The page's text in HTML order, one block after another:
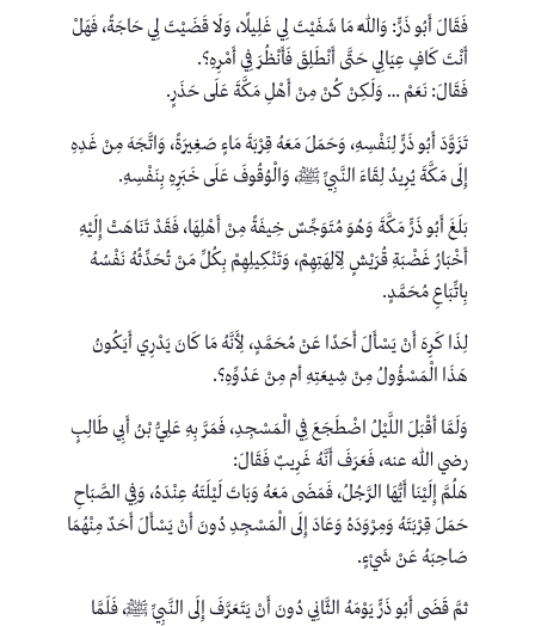
فَقَالَ أَبُو ذَرٍّ: وَاللَّهِ مَا شَفَيْتَ لِي غَلِيلًا، وَلَا قَضَيْتَ لِي حَاجَةً، فَهَلْ
أَنْتَ كَافٍ عِيَالِي حَتَّى أَنْطَلِقَ فَأَنْظُرَ فِي أَمْرِهِ؟.
فَقَالَ: نَعَمْ … وَلَكِنْ كُنْ مِنْ أَهْلِ مَكَّةَ عَلَى حَذَرٍ.
تَزَوَّدَ أَبُو ذَرٍّ لِنَفْسِهِ، وَحَمَلَ مَعَهُ قِرْبَةَ مَاءٍ صَغِيرَةً، وَاتَّجَهَ مِنْ غَدِهِ
إِلَى مَكَّةَ يُرِيدُ لِقَاءَ النَّبِيِّ ﷺ، وَالْوُقُوفَ عَلَى خَبَرِهِ بِنَفْسِهِ.
بَلَغَ أَبُو ذَرٍّ مَكَّةَ وَهُوَ مُتَوَجِّسٌ خِيفَةً مِنْ أَهْلِهَا، فَقَدْ تَنَاهَتْ إِلَيْهِ
أَخْبَارُ غَضْبَةِ قُرَيْشٍ لِآلِهَتِهِمْ، وَتَنْكِيلِهِمْ بِكُلِّ مَنْ تُحَدِّثُهُ نَفْسُهُ
بِاتِّبَاعِ مُحَمَّدٍ.
لِذَا كَرِهَ أَنْ يَسْأَلَ أَحَدًا عَنْ مُحَمَّدٍ، لِأَنَّهُ مَا كَانَ يَدْرِي أَيَكُونُ
هَذَا الْمَسْؤُولُ مِنْ شِيعَتِهِ أم مِنْ عَدُوِّهِ؟.
وَلَمَّا أَقْبَلَ اللَّيْلُ اضْطَجَعَ فِي الْمَسْجِدِ، فَمَرَّ بِهِ عَلِيُّ بْنُ أَبِي طَالِبٍ
رضي الله عنه، فَعَرَفَ أَنَّهُ غَرِيبٌ فَقَالَ:
هَلُمَّ إِلَيْنَا أَيُّهَا الرَّجُلُ، فَمَضَى مَعَهُ وَبَاتَ لَيْلَتَهُ عِنْدَهُ، وَفِي الصَّبَاحِ
حَمَلَ قِرْبَتَهُ وَمِرْوَدَهُ وَعَادَ إِلَى الْمَسْجِدِ دُونَ أَنْ يَسْأَلَ أَحَدٌ مِنْهُمَا
صَاحِبَهُ عَنْ شَيْءٍ.
ثمَّ قَضَى أَبُو ذَرٍّ يَوْمَهُ الثَّانِي دُونَ أَنْ يَتَعَرَّفَ إِلَى النَّبِيِّ ﷺ، فَلَمَّا